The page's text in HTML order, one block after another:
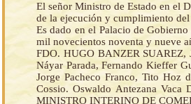
El señor Ministro de Estado en el
de la ejecución y cumplimiento del
Es dado en el Palacio de
mil novecientos noventa y nueve
FDO. HUGO BANZER
Náyar Parada, Fernando Kieffer
Jorge Pacheco Franco, Tito Hoz
Cossio. Oswaldo Antezana
MINISTRO INTERINO DE